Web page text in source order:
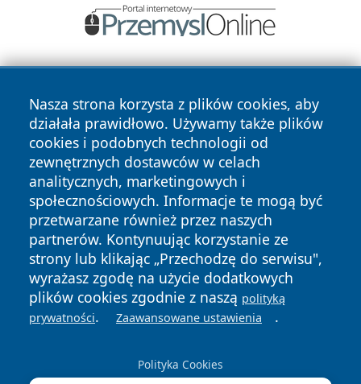
Nasza strona korzysta z plików cookies, aby
działała prawidłowo. Używamy także plików
cookies i podobnych technologii od
zewnętrznych dostawców w celach
analitycznych, marketingowych i
społecznościowych. Informacje te mogą być
przetwarzane również przez naszych
partnerów. Kontynuując korzystanie ze
strony lub klikając „Przechodzę do serwisu",
wyrażasz zgodę na użycie dodatkowych
plików cookies zgodnie z naszą polityką
prywatności. Zaawansowane ustawienia .
Polityka Cookies
Copyright © 2026 newsynowodworskie.pl Wszystkie prawa
zastrzeżone.
News Autorzy
Polityka
Prywatności
Polityka
Cookies